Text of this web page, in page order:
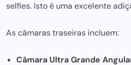
selfies. Isto é uma excelente
As câmaras traseiras incluem:
Câmara Ultra Grande